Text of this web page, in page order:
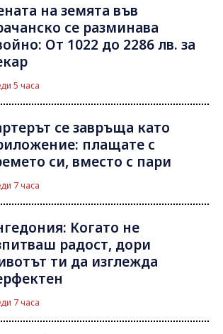
на земята във
се разминава
От 1022 до 2286 лв. за
5 часа
се завръща като
плащате с
си, вместо с пари
7 часа
Когато не
радост, дори
ти да изглежда
7 часа